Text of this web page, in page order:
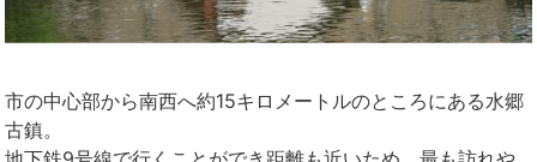
市の中心部から南西へ約15キロメートルのところにある水郷
古鎮。